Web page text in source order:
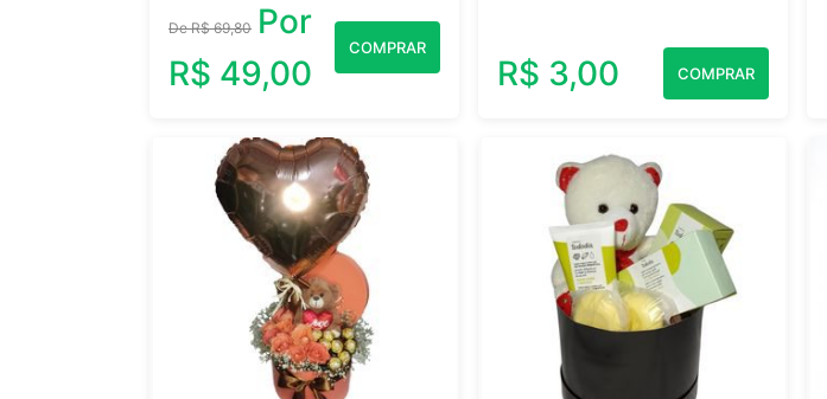
De R$ 69,80 Por
R$ 49,00
COMPRAR
R$ 3,00 COMPRAR